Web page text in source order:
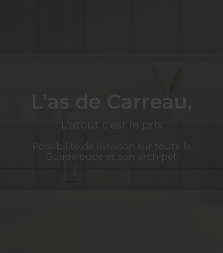
L'as de Carreau,
L'atout c'est le prix
Possibilité de livraison sur toute la
Guadeloupe et son archipel.